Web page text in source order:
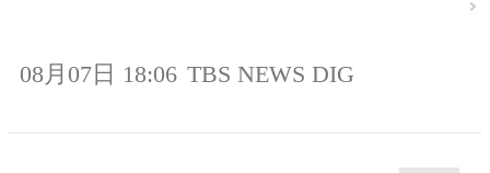
08月07日 18:06 TBS NEWS DIG